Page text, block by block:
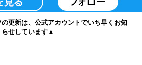
更新は、公式アカウントでいち早くお知
らせしています▲